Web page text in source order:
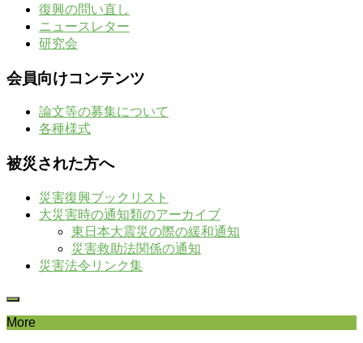
復興の問い直し
ニュースレター
研究会
会員向けコンテンツ
論文等の募集について
各種様式
被災された方へ
災害復興ブックリスト
大災害時の通知類のアーカイブ
東日本大震災の際の緩和通知
災害救助法関係の通知
災害法令リンク集
More